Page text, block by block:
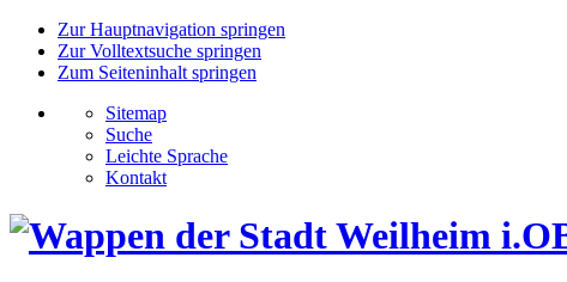
Zur Hauptnavigation springen
Zur Volltextsuche springen
Zum Seiteninhalt springen
Sitemap
Suche
Leichte Sprache
Kontakt